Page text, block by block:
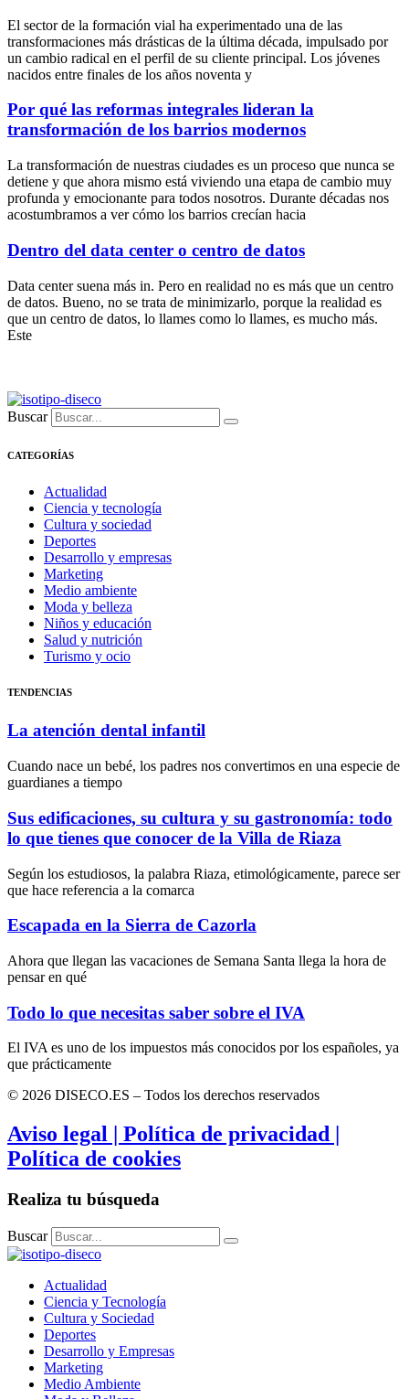
El sector de la formación vial ha experimentado una de las
transformaciones más drásticas de la última década, impulsado por
un cambio radical en el perfil de su cliente principal. Los jóvenes
nacidos entre finales de los años noventa y
Por qué las reformas integrales lideran la
transformación de los barrios modernos
La transformación de nuestras ciudades es un proceso que nunca se
detiene y que ahora mismo está viviendo una etapa de cambio muy
profunda y emocionante para todos nosotros. Durante décadas nos
acostumbramos a ver cómo los barrios crecían hacia
Dentro del data center o centro de datos
Data center suena más in. Pero en realidad no es más que un centro
de datos. Bueno, no se trata de minimizarlo, porque la realidad es
que un centro de datos, lo llames como lo llames, es mucho más.
Este
Buscar
CATEGORÍAS
Actualidad
Ciencia y tecnología
Cultura y sociedad
Deportes
Desarrollo y empresas
Marketing
Medio ambiente
Moda y belleza
Niños y educación
Salud y nutrición
Turismo y ocio
TENDENCIAS
La atención dental infantil
Cuando nace un bebé, los padres nos convertimos en una especie de
guardianes a tiempo
Sus edificaciones, su cultura y su gastronomía: todo
lo que tienes que conocer de la Villa de Riaza
Según los estudiosos, la palabra Riaza, etimológicamente, parece ser
que hace referencia a la comarca
Escapada en la Sierra de Cazorla
Ahora que llegan las vacaciones de Semana Santa llega la hora de
pensar en qué
Todo lo que necesitas saber sobre el IVA
El IVA es uno de los impuestos más conocidos por los españoles, ya
que prácticamente
© 2026 DISECO.ES – Todos los derechos reservados
Aviso legal | Política de privacidad |
Política de cookies
Realiza tu búsqueda
Buscar
Actualidad
Ciencia y Tecnología
Cultura y Sociedad
Deportes
Desarrollo y Empresas
Marketing
Medio Ambiente